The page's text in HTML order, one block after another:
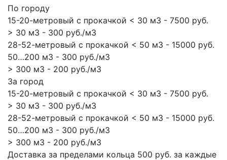
По городу
15-20-метровый с прокачкой < 30 м3 - 7500 руб.
> 30 м3 - 300 руб./м3
28-52-метровый с прокачкой < 50 м3 - 15000 руб.
50…200 м3 - 300 руб./м3
> 300 м3 - 200 руб./м3
За город
15-20-метровый с прокачкой < 30 м3 - 7500 руб.
> 30 м3 - 300 руб./м3
28-52-метровый с прокачкой < 50 м3 - 15000 руб.
50…200 м3 - 300 руб./м3
> 300 м3 - 200 руб./м3
Доставка за пределами кольца 500 руб. за каждые